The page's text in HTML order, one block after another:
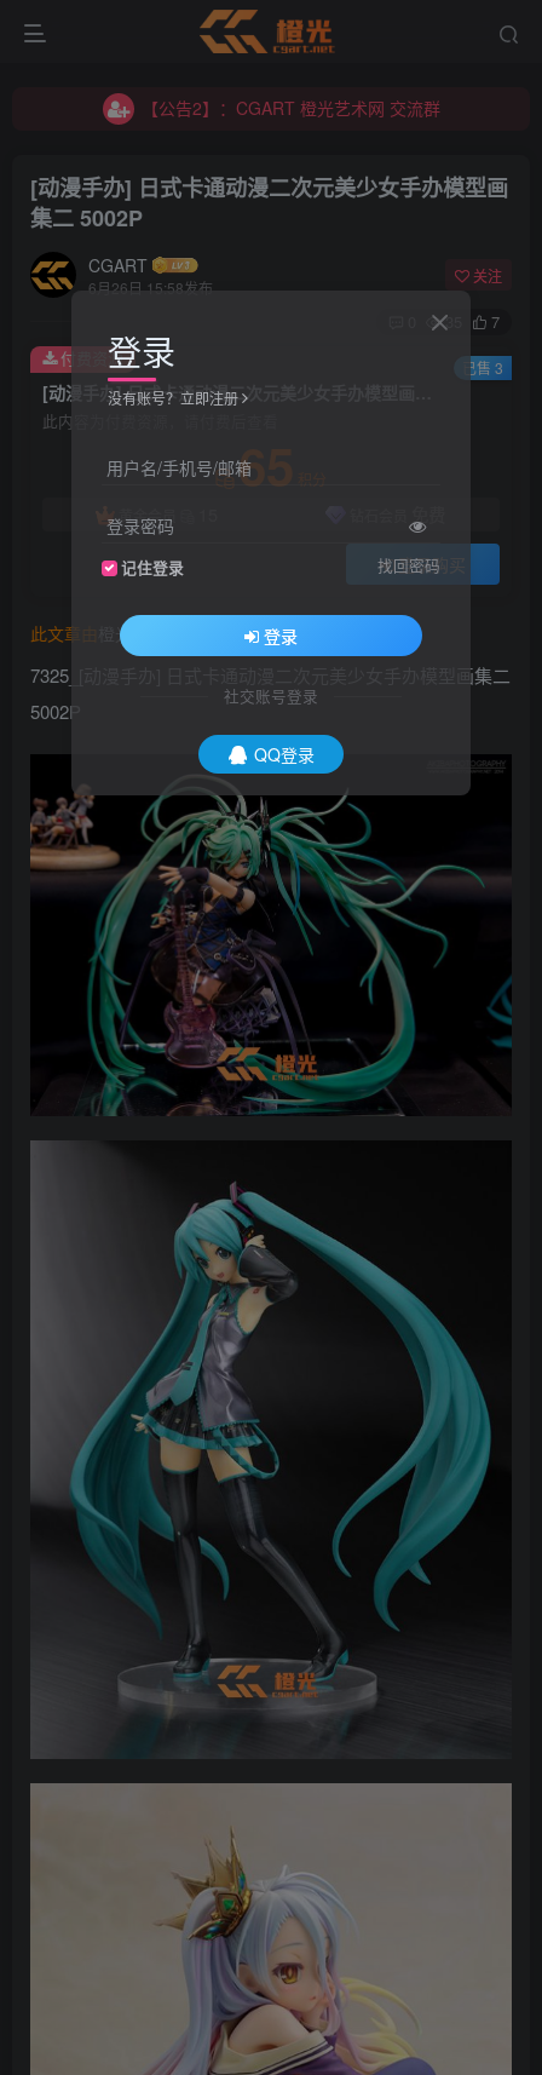
【公告2】：CGART 橙光艺术网 交流群
【公告2】：CGART 橙光艺术网 交流群
[动漫手办] 日式卡通动漫二次元美少女手办模型画
集二 5002P
CGART
6月26日 15:58发布
关注
35 7
此内容为付费资源，请付费后查看
65
黄金会员
登录购买
付费资源 已售 3
此文章由 橙光艺术网(www.cgart.net)
7325_[动漫手办] 日式卡通动漫二次元美少女手办模型画集二
5002P
登录
没有账号？立即注册
用户名/手机号/邮箱
登录密码
记住登录 找回密码
登录
社交账号登录
QQ登录